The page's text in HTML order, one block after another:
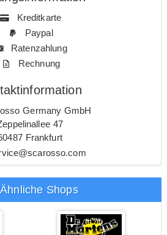
Kreditkarte
Paypal
Ratenzahlung
Rechnung
Germany GmbH
47
Frankfurt
Ähnliche Shops